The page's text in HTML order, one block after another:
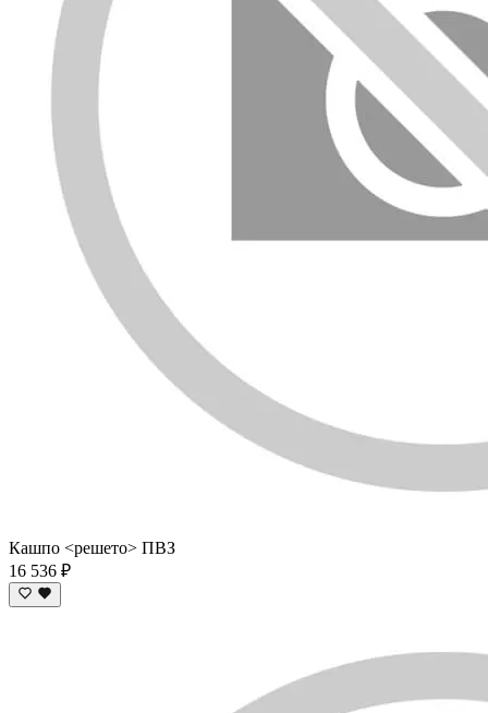
Кашпо <решето> ПВЗ
16 536 ₽